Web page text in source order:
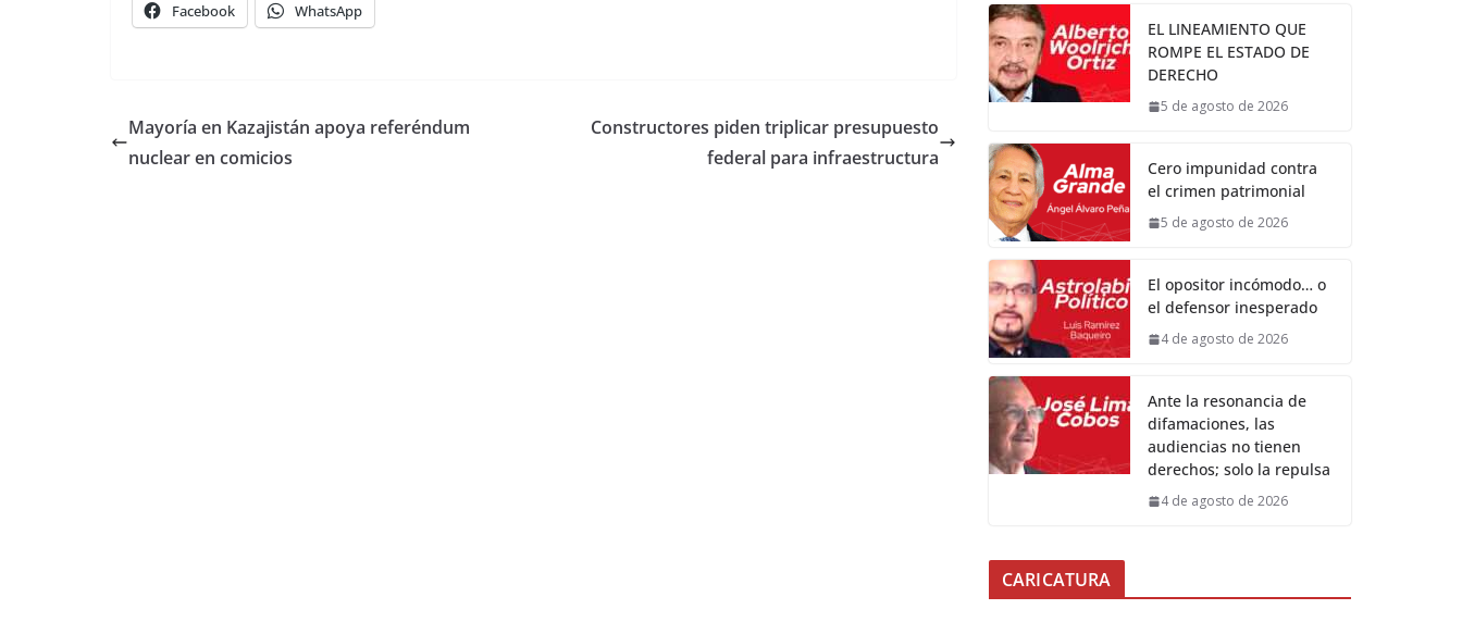
Facebook WhatsApp
Mayoría en Kazajistán apoya referéndum
nuclear en comicios
Constructores piden triplicar presupuesto
federal para infraestructura
EL LINEAMIENTO QUE
ROMPE EL ESTADO DE
DERECHO
5 de agosto de 2026
Cero impunidad contra
el crimen patrimonial
5 de agosto de 2026
El opositor incómodo… o
el defensor inesperado
4 de agosto de 2026
Ante la resonancia de
difamaciones, las
audiencias no tienen
derechos; solo la repulsa
4 de agosto de 2026
CARICATURA